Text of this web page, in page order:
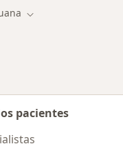
de ciudadCambiar de ciudad
pacientes